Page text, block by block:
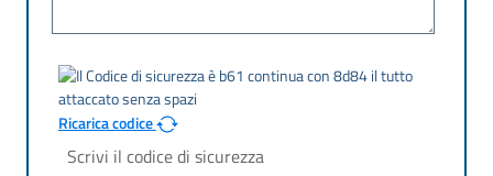
Ricarica codice